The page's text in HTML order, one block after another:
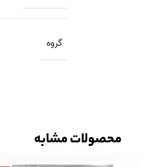
گروه
محصولات مشابه